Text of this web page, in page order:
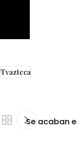
Tvazteca
Se acaban